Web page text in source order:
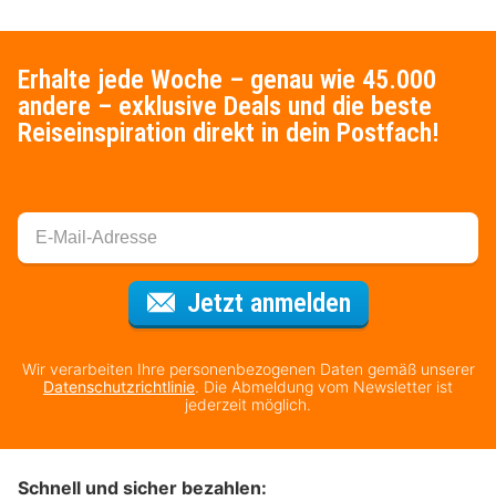
Erhalte jede Woche – genau wie 45.000
andere – exklusive Deals und die beste
Reiseinspiration direkt in dein Postfach!
Jetzt anmeldenFür den
Wir verarbeiten Ihre personenbezogenen Daten gemäß unserer
Datenschutzrichtlinie. Die Abmeldung vom Newsletter ist
jederzeit möglich.
Schnell und sicher bezahlen: